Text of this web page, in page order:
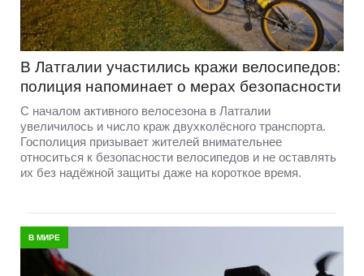
В Латгалии участились кражи велосипедов:
полиция напоминает о мерах безопасности
С началом активного велосезона в Латгалии
увеличилось и число краж двухколёсного транспорта.
Госполиция призывает жителей внимательнее
относиться к безопасности велосипедов и не оставлять
их без надёжной защиты даже на короткое время.
В МИРЕ